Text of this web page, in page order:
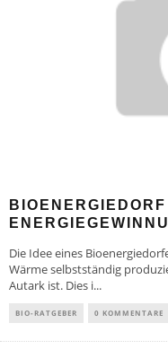
Die Idee eines
Wärme selbstständig
Autark ist. Dies i...
BIO-RATGEBER 0 KOMMENTARE